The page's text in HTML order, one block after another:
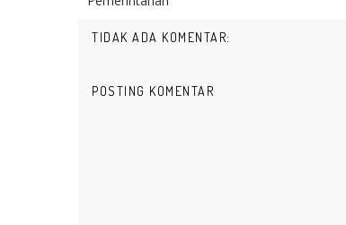
TIDAK ADA KOMENTAR:
POSTING KOMENTAR